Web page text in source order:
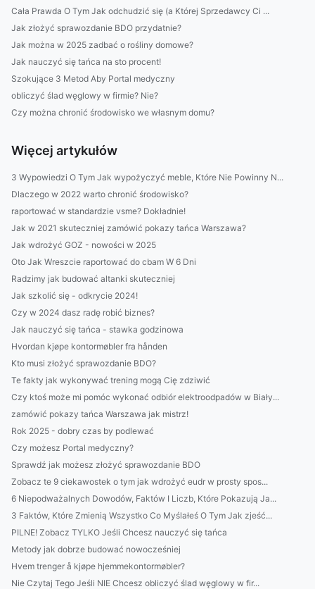
Cała Prawda O Tym Jak odchudzić się (a Której Sprzedawcy Ci ...
Jak złożyć sprawozdanie BDO przydatnie?
Jak można w 2025 zadbać o rośliny domowe?
Jak nauczyć się tańca na sto procent!
Szokujące 3 Metod Aby Portal medyczny
obliczyć ślad węglowy w firmie? Nie?
Czy można chronić środowisko we własnym domu?
Więcej artykułów
3 Wypowiedzi O Tym Jak wypożyczyć meble, Które Nie Powinny N...
Dlaczego w 2022 warto chronić środowisko?
raportować w standardzie vsme? Dokładnie!
Jak w 2021 skuteczniej zamówić pokazy tańca Warszawa?
Jak wdrożyć GOZ - nowości w 2025
Oto Jak Wreszcie raportować do cbam W 6 Dni
Radzimy jak budować altanki skuteczniej
Jak szkolić się - odkrycie 2024!
Czy w 2024 dasz radę robić biznes?
Jak nauczyć się tańca - stawka godzinowa
Hvordan kjøpe kontormøbler fra hånden
Kto musi złożyć sprawozdanie BDO?
Te fakty jak wykonywać trening mogą Cię zdziwić
Czy ktoś może mi pomóc wykonać odbiór elektroodpadów w Biały...
zamówić pokazy tańca Warszawa jak mistrz!
Rok 2025 - dobry czas by podlewać
Czy możesz Portal medyczny?
Sprawdź jak możesz złożyć sprawozdanie BDO
Zobacz te 9 ciekawostek o tym jak wdrożyć eudr w prosty spos...
6 Niepodważalnych Dowodów, Faktów I Liczb, Które Pokazują Ja...
3 Faktów, Które Zmienią Wszystko Co Myślałeś O Tym Jak zjeść...
PILNE! Zobacz TYLKO Jeśli Chcesz nauczyć się tańca
Metody jak dobrze budować nowocześniej
Hvem trenger å kjøpe hjemmekontormøbler?
Nie Czytaj Tego Jeśli NIE Chcesz obliczyć ślad węglowy w fir...